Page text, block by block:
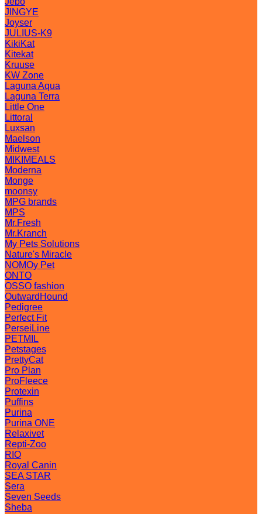
JINGYE
Joyser
JULIUS-K9
KikiKat
Kitekat
Kruuse
KW Zone
Laguna Aqua
Laguna Terra
Little One
Littoral
Luxsan
Maelson
Midwest
MIKIMEALS
Moderna
Monge
moonsy
MPG brands
MPS
Mr.Fresh
Mr.Kranch
My Pets Solutions
Nature's Miracle
NOMOy Pet
ONTO
OSSO fashion
OutwardHound
Pedigree
Perfect Fit
PerseiLine
PETMIL
Petstages
PrettyCat
Pro Plan
ProFleece
Protexin
Puffins
Purina
Purina ONE
Relaxivet
Repti-Zoo
RIO
Royal Canin
SEA STAR
Sera
Seven Seeds
Sheba